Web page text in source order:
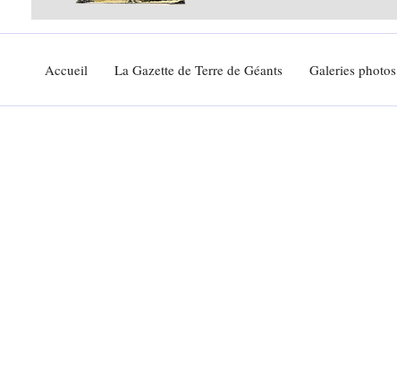
Accueil La Gazette de Terre de Géants Galeries photos